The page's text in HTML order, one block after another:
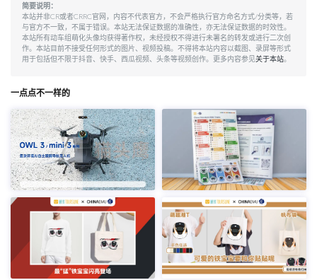
简要说明：
本站并非CR或者CRRC官网，内容不代表官方，不会严格执行官方命名方式/分类等，若
与官方不一致，不属于错误。本站无法保证数据的准确性，亦无法保证数据的时效性。
本站所有动车组萌化头像均获得著作权，未经授权不得进行未署名的转发或进行二次创
作。本站目前不接受任何形式的图片、视频投稿。不得将本站内容以截图、录屏等形式
用于包括但不限于抖音、快手、西瓜视频、头条等视频创作。更多内容参见关于本站。
一点点不一样的